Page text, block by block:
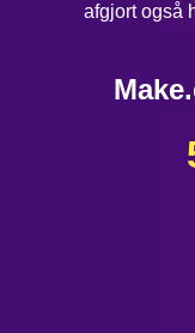
afgjort også